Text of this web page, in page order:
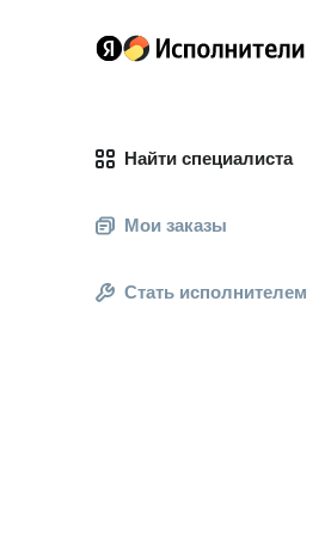
Найти специалиста
Мои заказы
Стать исполнителем